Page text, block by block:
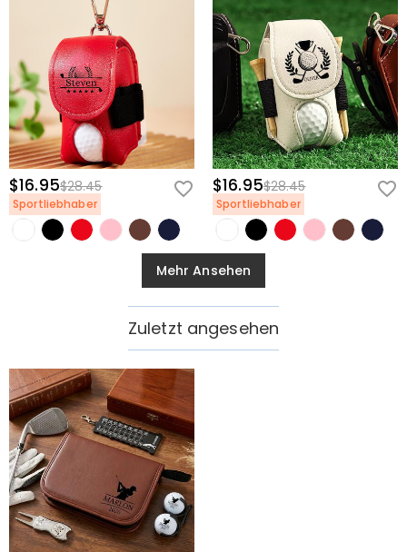
$16.95$28.45
Sportliebhaber
$16.95$28.45
Sportliebhaber
Mehr Ansehen
Zuletzt angesehen